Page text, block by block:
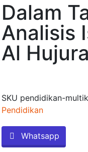
Dalam
Analisis
Al
SKU pendidikan-
Pendidikan
Whatsapp